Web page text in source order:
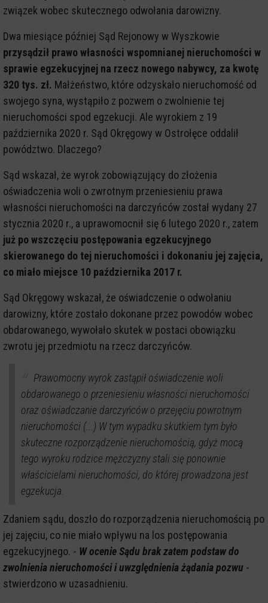
związek wobec skutecznego odwołania darowizny.
Dwa miesiące później Sąd Rejonowy w Wyszkowie
przysądził prawo własności wspomnianej nieruchomości w
sprawie egzekucyjnej na rzecz nowego nabywcy, za kwotę
320 tys. zł. Małżeństwo, które odzyskało nieruchomość od
swojego syna, wystąpiło z pozwem o zwolnienie tej
nieruchomości spod egzekucji. Ale wyrokiem z 19
października 2020 r. Sąd Okręgowy w Ostrołęce oddalił
powództwo. Dlaczego?
Sąd wskazał, że wyrok zobowiązujący do złożenia
oświadczenia woli o zwrotnym przeniesieniu prawa
własności nieruchomości na darczyńców został wydany 27
stycznia 2020 r., a uprawomocnił się 6 lutego 2020 r., zatem
już po wszczęciu postępowania egzekucyjnego
skierowanego do tej nieruchomości i dokonaniu jej zajęcia,
co miało miejsce 10 października 2017 r.
Sąd Okręgowy wskazał, że oświadczenie o odwołaniu
darowizny, które zostało dokonane przez powodów wobec
obdarowanego, wywołało skutek w postaci obowiązku
zwrotu jej przedmiotu na rzecz darczyńców.
Prawomocny wyrok zastąpił oświadczenie woli
obdarowanego o przeniesieniu własności nieruchomości
oraz oświadczanie darczyńców o przejęciu powrotnym
nieruchomości (...) W tym wypadku skutkiem tym było
skuteczne rozporządzenie nieruchomością, gdyż mocą
tego wyroku rodzice mężczyzny stali się ponownie
właścicielami nieruchomości, do której prowadzona jest
egzekucja.
Zdaniem sądu, doszło do rozporządzenia nieruchomością po
jej zajęciu, co nie miało wpływu na los postępowania
egzekucyjnego. - W ocenie Sądu brak zatem podstaw do
zwolnienia nieruchomości i uwzględnienia żądania pozwu -
stwierdzono w uzasadnieniu.